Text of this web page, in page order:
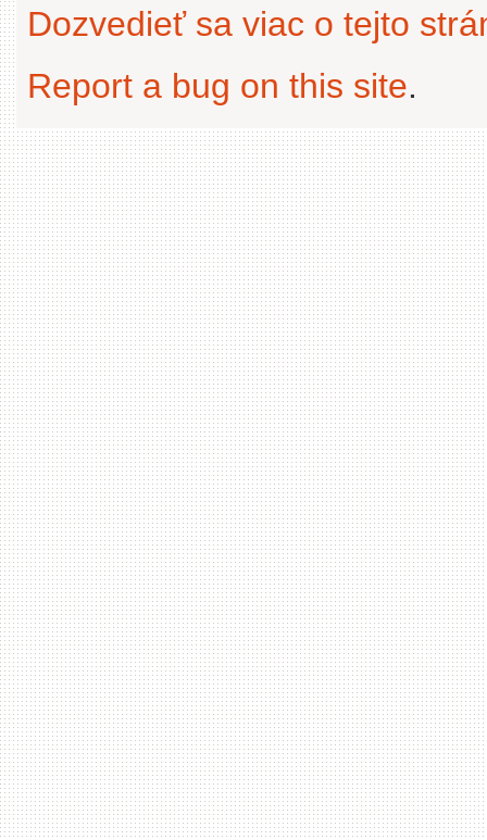
Dozvedieť sa viac o tejto
Report a bug on this site.